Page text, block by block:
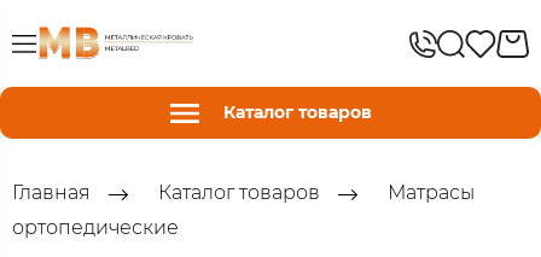
Каталог товаров
Главная Каталог товаров
Матрасы
ортопедические